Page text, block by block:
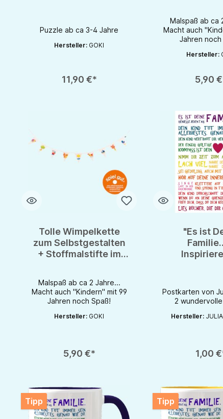
Puzzle ab ca 3-4 Jahre
Hersteller: GOKI
11,90 €*
Malspaß ab ca
Macht auch
Jahren noch
Hersteller:
5,90
Tolle Wimpelkette
zum Selbstgestalten
+ Stoffmalstifte im
Malspaß ab ca 2 Jahre...
Macht auch "Kindern" mit 99
Jahren noch Spaß!
Hersteller: GOKI
5,90 €*
"Es ist
Postkarten von
2
Hersteller:
1,00
Produkt
Tipp Tipp